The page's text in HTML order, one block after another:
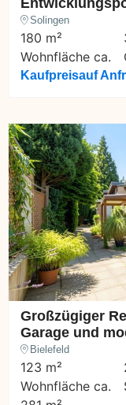
Solingen
180 m²
Wohnfläche ca.
Kaufpreisauf
Großzügiger
Garage und
Bielefeld
123 m²
Wohnfläche ca.